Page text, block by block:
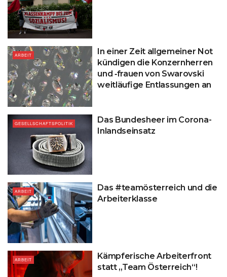
ARBEIT
In einer Zeit allgemeiner Not
kündigen die Konzernherren
und ‑frauen von Swarovski
weitläufige Entlassungen an
GESELLSCHAFTSPOLITIK
Das Bundesheer im Corona-
Inlandseinsatz
ARBEIT
Das #teamösterreich und die
Arbeiterklasse
ARBEIT
Kämpferische Arbeiterfront
statt „Team Österreich“!